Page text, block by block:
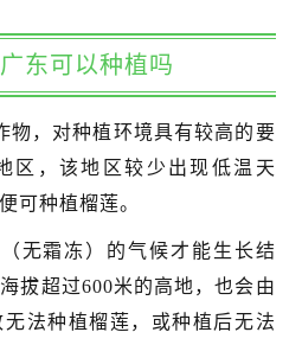
东可以种植吗
物，对种植环境具有较高的要
区，该地区较少出现低温天
可种植榴莲。
无霜冻）的气候才能生长结
拔超过600米的高地，也会由
法种植榴莲，或种植后无法